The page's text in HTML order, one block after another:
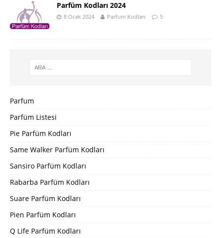
Parfüm Kodları 2024
8 Ocak 2024 Parfum Kodları 5
Parfum
Parfüm Listesi
Pie Parfüm Kodları
Same Walker Parfüm Kodları
Sansiro Parfüm Kodları
Rabarba Parfüm Kodları
Suare Parfüm Kodları
Pien Parfüm Kodları
Q Life Parfüm Kodları